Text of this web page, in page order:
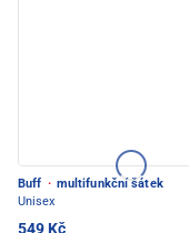
Buff · multifunkční šátek
Unisex
549 Kč